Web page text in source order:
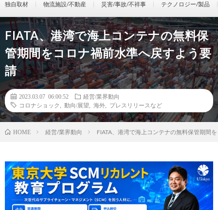
独自取材 物流施設/不動産 災害/事故/不祥事 テクノロジー/製品
FIATA、港湾で海上コンテナの無料保
管期間をコロナ禍前水準へ戻すよう要
請
2023.03.07 06:00:52
経営/業界動向
コロナショック
動向/展望 海外 プレスリリースなど
HOME 経営/業界動向 FIATA、港湾で海上コンテナの無料保管期間